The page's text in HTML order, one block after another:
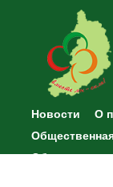
Новости О